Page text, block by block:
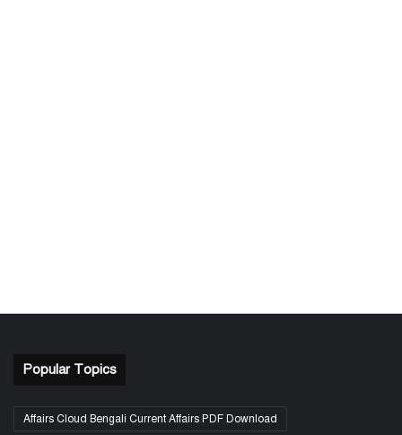
Popular Topics
Affairs Cloud Bengali Current Affairs PDF Download